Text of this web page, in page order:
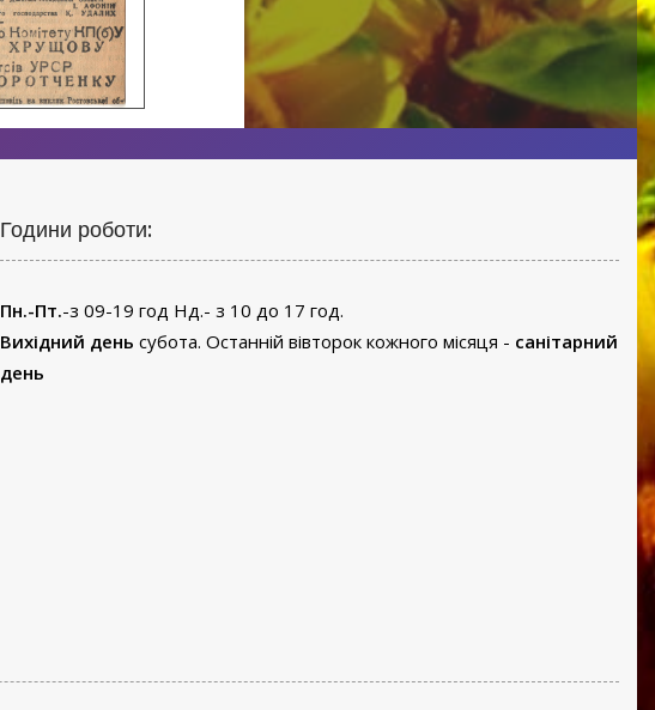
Години роботи:
Пн.-Пт.-з 09-19 год Нд.- з 10 до 17 год.
Вихідний день субота. Останній вівторок кожного місяця - санітарний
день